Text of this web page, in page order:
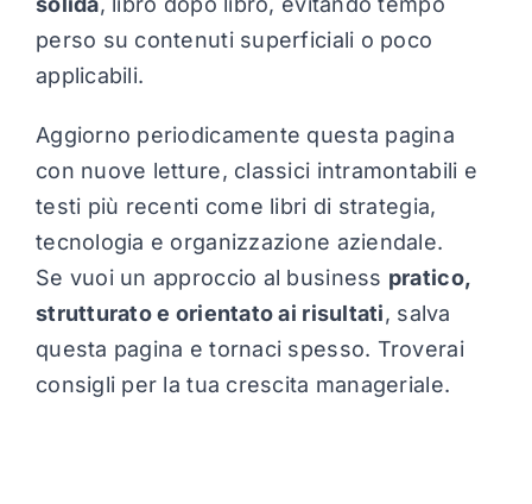
perso su contenuti superficiali o poco
applicabili.
Aggiorno periodicamente questa pagina
con nuove letture, classici intramontabili e
testi più recenti come libri di strategia,
tecnologia e organizzazione aziendale.
Se vuoi un approccio al business pratico,
strutturato e orientato ai risultati, salva
questa pagina e tornaci spesso. Troverai
consigli per la tua crescita manageriale.